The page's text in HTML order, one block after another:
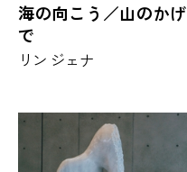
海の向こう／山のかげ
で
リン ジェナ